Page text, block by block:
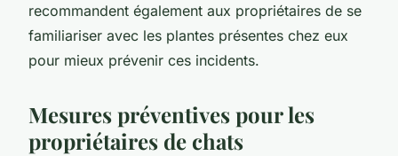
recommandent également aux propriétaires de se
familiariser avec les plantes présentes chez eux
pour mieux prévenir ces incidents.
Mesures préventives pour les
propriétaires de chats